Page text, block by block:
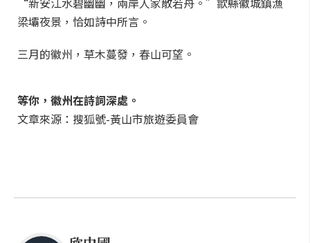
梁壩夜景，恰如詩中所言。
三月的徽州，草木蔓發，春山可望。
等你，徽州在詩詞深處。
文章來源：搜狐號-黃山市旅遊委員會